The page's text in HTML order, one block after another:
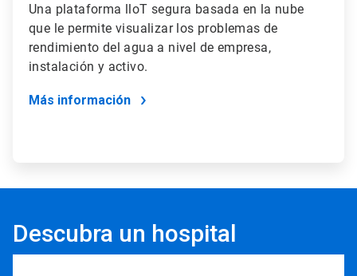
Una plataforma lloT segura basada en la nube
que le permite visualizar los problemas de
rendimiento del agua a nivel de empresa,
instalación y activo.
Más información
Descubra un hospital